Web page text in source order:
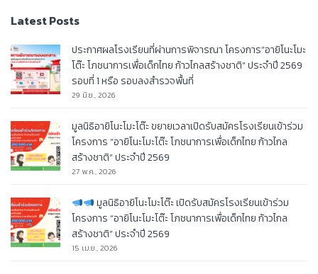
Latest Posts
ประกาศผลโรงเรียนที่ผ่านการพิจารณา โครงการ”อายิโนะโมะ
โต๊ะ โภชนาการเพื่อเด็กไทย ก้าวไกลสร้างชาติ” ประจำปี 2569
รอบที่ 1 หรือ รอบลงสำรวจพื้นที่
29 มิ.ย., 2026
มูลนิธิอายิโนะโมะโต๊ะ ขยายเวลาเปิดรับสมัครโรงเรียนเข้าร่วม
โครงการ “อายิโนะโมะโต๊ะ โภชนาการเพื่อเด็กไทย ก้าวไกล
สร้างชาติ” ประจำปี 2569
27 พ.ค., 2026
มูลนิธิอายิโนะโมะโต๊ะ เปิดรับสมัครโรงเรียนเข้าร่วม
โครงการ “อายิโนะโมะโต๊ะ โภชนาการเพื่อเด็กไทย ก้าวไกล
สร้างชาติ” ประจำปี 2569
15 เม.ย., 2026